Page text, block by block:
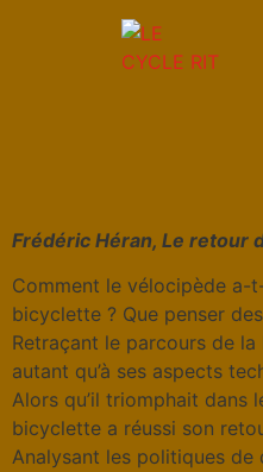
Frédéric Héran, Le retour
Comment le vélocipède a-
bicyclette ? Que penser
Retraçant le parcours de
autant qu’à ses aspects
Alors qu’il triomphait dans
bicyclette a réussi son
Analysant les politiques de